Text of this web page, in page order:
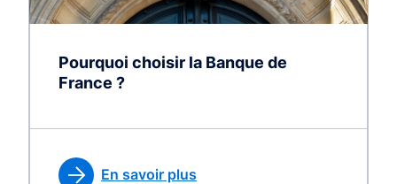
Pourquoi choisir la Banque de
France ?
En savoir plus